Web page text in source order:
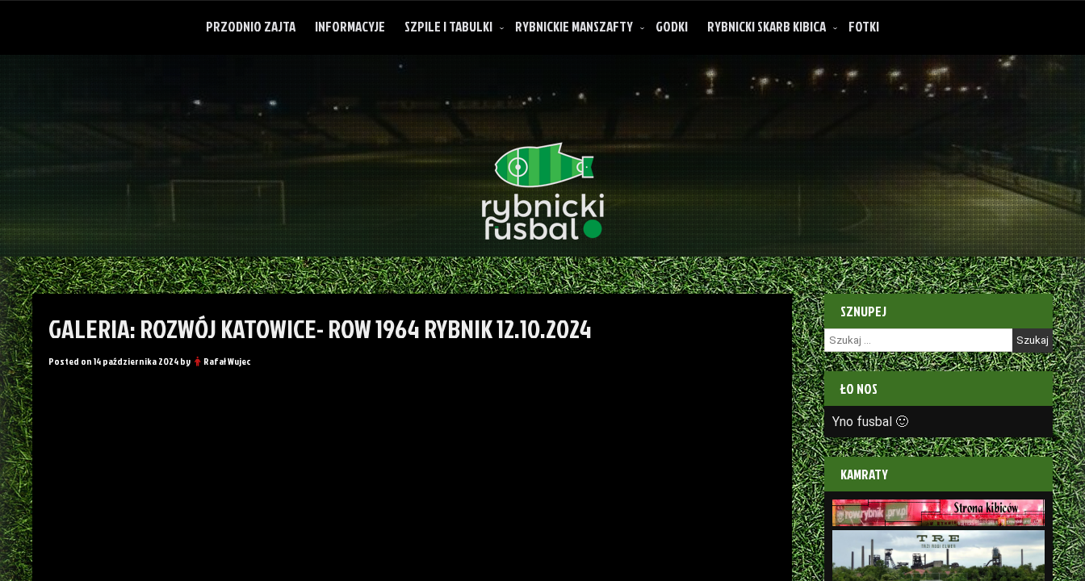
PRZODNIO ZAJTA INFORMACYJE SZPILE I TABULKI RYBNICKIE MANSZAFTY GODKI RYBNICKI SKARB KIBICA FOTKI
O rybnickich manszaftach
GALERIA: ROZWÓJ KATOWICE- ROW 1964 RYBNIK 12.10.2024
Posted on14 października 2024by Rafał Wujec
SZNUPEJ
Szukaj:
ŁO NOS
Yno fusbal 🙂
KAMRATY